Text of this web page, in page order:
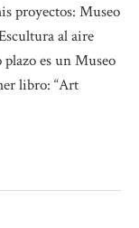
proyectos: Museo
al aire
es un Museo
libro: “Art